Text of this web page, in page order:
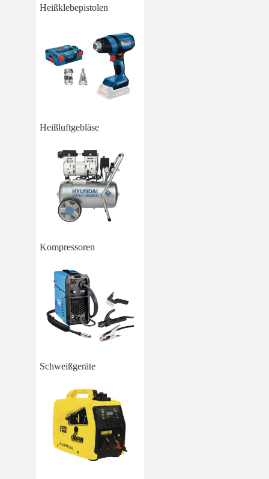
Heißklebepistolen
Heißluftgebläse
Kompressoren
Schweißgeräte